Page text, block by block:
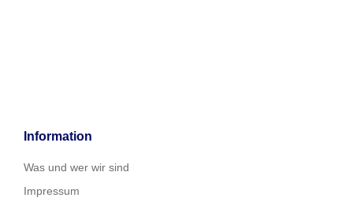
Information
Was und wer wir sind
Impressum